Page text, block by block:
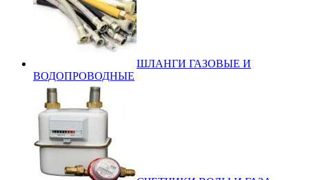
ШЛАНГИ ГАЗОВЫЕ И
ВОДОПРОВОДНЫЕ